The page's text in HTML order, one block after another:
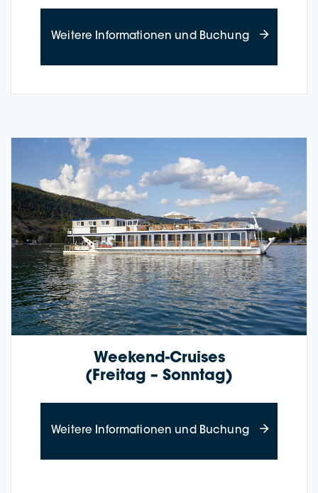
Wei­te­re Infor­ma­tio­nen und Buchungabout Time-
Weekend-Crui­­ses
(Frei­tag – Sonntag)
Wei­te­re Infor­ma­tio­nen und Buchungabout